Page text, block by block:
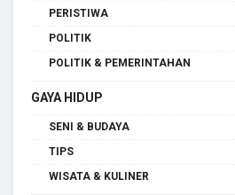
PERISTIWA
POLITIK
POLITIK & PEMERINTAHAN
GAYA HIDUP
SENI & BUDAYA
TIPS
WISATA & KULINER